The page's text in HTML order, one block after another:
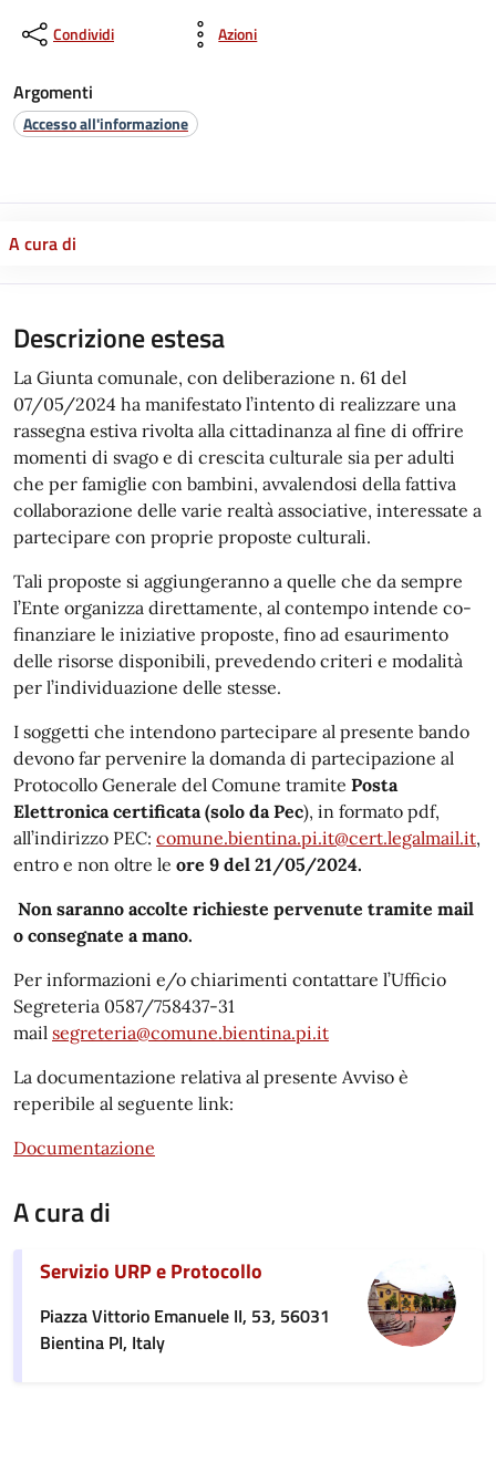
Condividi Azioni
Argomenti
Accesso all'informazione
A cura di
Descrizione estesa
La Giunta comunale, con deliberazione n. 61 del
07/05/2024 ha manifestato l’intento di realizzare una
rassegna estiva rivolta alla cittadinanza al fine di offrire
momenti di svago e di crescita culturale sia per adulti
che per famiglie con bambini, avvalendosi della fattiva
collaborazione delle varie realtà associative, interessate a
partecipare con proprie proposte culturali.
Tali proposte si aggiungeranno a quelle che da sempre
l’Ente organizza direttamente, al contempo intende co-
finanziare le iniziative proposte, fino ad esaurimento
delle risorse disponibili, prevedendo criteri e modalità
per l’individuazione delle stesse.
I soggetti che intendono partecipare al presente bando
devono far pervenire la domanda di partecipazione al
Protocollo Generale del Comune tramite Posta
Elettronica certificata (solo da Pec), in formato pdf,
all’indirizzo PEC: comune.bientina.pi.it@cert.legalmail.it,
entro e non oltre le ore 9 del 21/05/2024.
Non saranno accolte richieste pervenute tramite mail
o consegnate a mano.
Per informazioni e/o chiarimenti contattare l’Ufficio
Segreteria 0587/758437-31
mail segreteria@comune.bientina.pi.it
La documentazione relativa al presente Avviso è
reperibile al seguente link:
Documentazione
A cura di
Servizio URP e Protocollo
Piazza Vittorio Emanuele II, 53, 56031
Bientina PI, Italy